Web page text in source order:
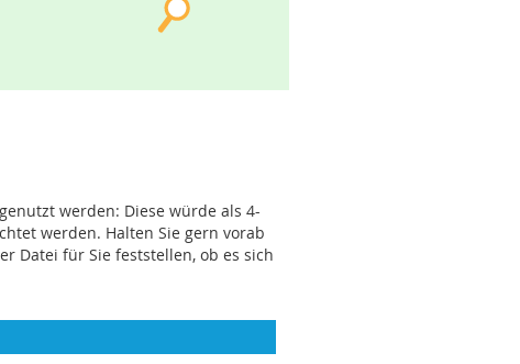
werden: Diese würde als 4-
werden. Halten Sie gern vorab
Datei für Sie feststellen, ob es sich